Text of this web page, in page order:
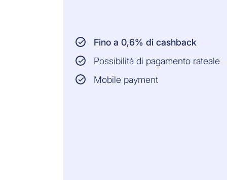
Fino a 0,6% di cashback
Possibilità di pagamento rateale
Mobile payment